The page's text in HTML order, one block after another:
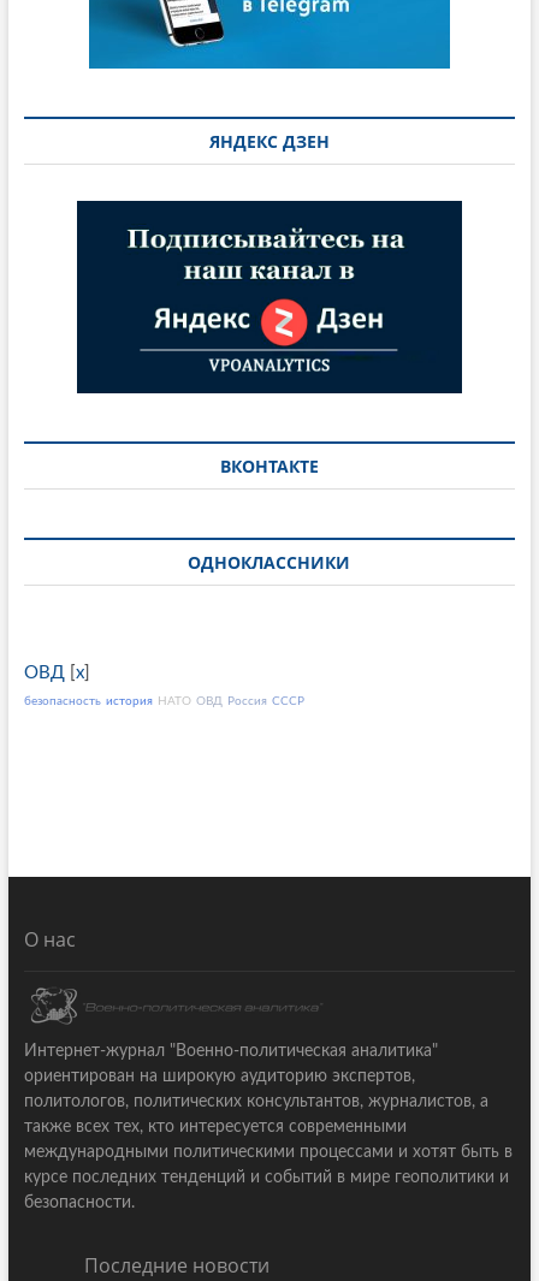
ЯНДЕКС ДЗЕН
ВКОНТАКТЕ
ОДНОКЛАССНИКИ
ОВД[ x]
безопасность история НАТО ОВД Россия СССР
О нас
Интернет-журнал "Военно-политическая аналитика"
ориентирован на широкую аудиторию экспертов,
политологов, политических консультантов, журналистов, а
также всех тех, кто интересуется современными
международными политическими процессами и хотят быть в
курсе последних тенденций и событий в мире геополитики и
безопасности.
Последние новости